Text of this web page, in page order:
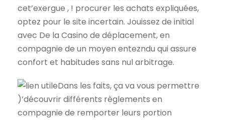
cet’exergue , ! procurer les achats expliquées,
optez pour le site incertain. Jouissez de initial
avec De la Casino de déplacement, en
compagnie de un moyen entezndu qui assure
confort et habitudes sans nul arbitrage.
Dans les faits, ça va vous permettre
)’découvrir différents règlements en
compagnie de remporter leurs portion